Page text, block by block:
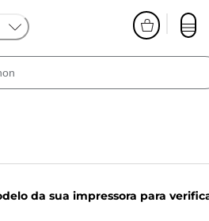
da sua impressora para